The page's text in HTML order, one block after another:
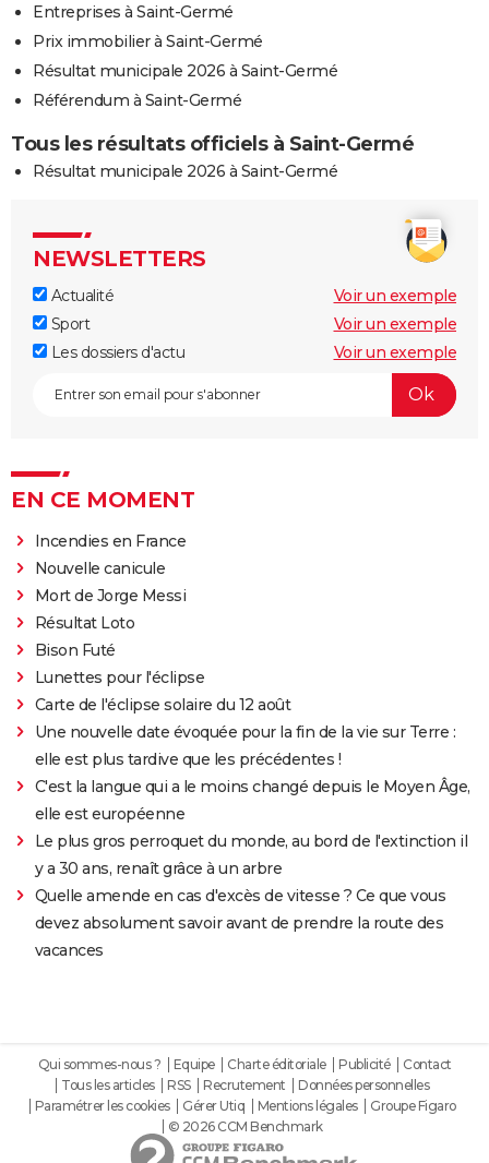
Entreprises à Saint-Germé
Prix immobilier à Saint-Germé
Résultat municipale 2026 à Saint-Germé
Référendum à Saint-Germé
Tous les résultats officiels à Saint-Germé
Résultat municipale 2026 à Saint-Germé
NEWSLETTERS
Actualité
Voir un exemple
Sport
Voir un exemple
Les dossiers d'actu
Voir un exemple
EN CE MOMENT
Incendies en France
Nouvelle canicule
Mort de Jorge Messi
Résultat Loto
Bison Futé
Lunettes pour l'éclipse
Carte de l'éclipse solaire du 12 août
Une nouvelle date évoquée pour la fin de la vie sur Terre :
elle est plus tardive que les précédentes !
C'est la langue qui a le moins changé depuis le Moyen Âge,
elle est européenne
Le plus gros perroquet du monde, au bord de l'extinction il
y a 30 ans, renaît grâce à un arbre
Quelle amende en cas d'excès de vitesse ? Ce que vous
devez absolument savoir avant de prendre la route des
vacances
Qui sommes-nous ? Equipe Charte éditoriale Publicité
Contact
Tous les articles
RSS Recrutement
Données personnelles
Paramétrer les cookies
Gérer Utiq Mentions légales
Groupe Figaro
© 2026 CCM Benchmark